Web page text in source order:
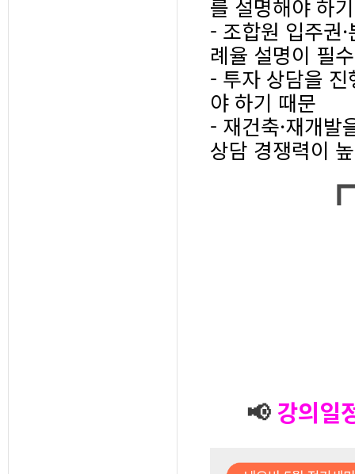
를 설명해야 하
- 조합원 입주권
례율 설명이 필
- 투자 상담을
야 하기 때문
- 재건축·재개발
상담 경쟁력이
📢강의일